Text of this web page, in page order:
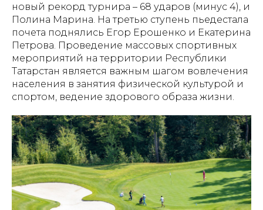
новый рекорд турнира – 68 ударов (минус 4), и
Полина Марина. На третью ступень пьедестала
почета поднялись Егор Ерошенко и Екатерина
Петрова. Проведение массовых спортивных
мероприятий на территории Республики
Татарстан является важным шагом вовлечения
населения в занятия физической культурой и
спортом, ведение здорового образа жизни.